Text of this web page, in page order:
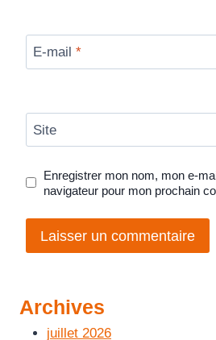
E-mail *
Site
Enregistrer mon nom, mon e-
navigateur pour mon prochain
Archives
juillet 2026